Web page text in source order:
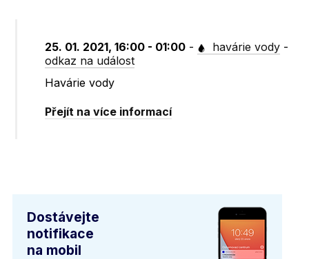
25. 01. 2021, 16:00 - 01:00 - havárie vody -
odkaz na událost
Havárie vody
Přejít na více informací
Dostávejte
notifikace
na mobil